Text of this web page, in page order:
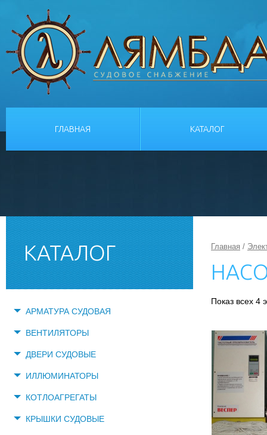
ГЛАВНАЯ КАТАЛОГ
КАТАЛОГ
АРМАТУРА СУДОВАЯ
ВЕНТИЛЯТОРЫ
ДВЕРИ СУДОВЫЕ
ИЛЛЮМИНАТОРЫ
КОТЛОАГРЕГАТЫ
КРЫШКИ СУДОВЫЕ
Главная /
Показ всех 4